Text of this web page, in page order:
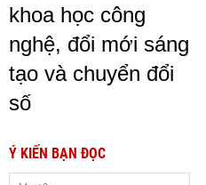
khoa học công
nghệ, đổi mới sáng
tạo và chuyển đổi
số
Ý KIẾN BẠN ĐỌC